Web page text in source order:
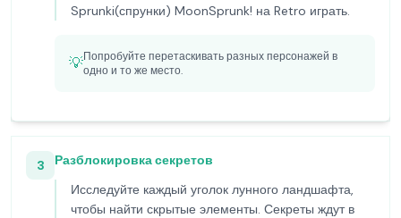
Sprunki(спрунки) MoonSprunk! на Retro играть.
💡Попробуйте перетаскивать разных персонажей в
одно и то же место.
3
Разблокировка секретов
Исследуйте каждый уголок лунного ландшафта,
чтобы найти скрытые элементы. Секреты ждут в